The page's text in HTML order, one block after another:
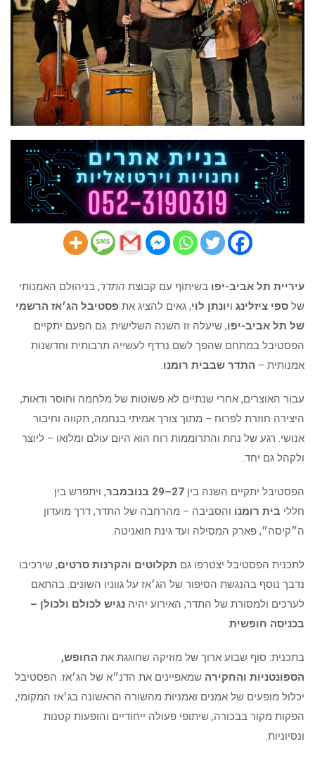
עיריית תל אביב-יפו בשיתוף עם קבוצת התדר, בניהולם האמנותי
של ספי ציזלינג ויונתן לוי, גאים להציג את פסטיבל הג׳אז הרשמי
של תל אביב-יפו, שיעלה זו השנה השלישית. גם הפעם יתקיים
הפסטיבל במתחם שהפך לשם נרדף לעשייה תרבותית וחדשנות
אמנותית – התדר שבבית רומנו.
עבור האוצרים, אחרי שנתיים לא פשוטות של מלחמה וחוסר ודאות,
היצירה חוזרת לפרוח – מתוך צורך אמיתי בנחמה, תקווה וחיבור
אנושי. רגע של נחת והתרוממות רוח הוא היום עולם ומלואו – ליוצר
ולקהל גם יחד.
הפסטיבל יתקיים השנה בין 27–29 בנובמבר
, ויתפרש בין
חללי בית רומנו והסביבה – מהרחבה של התדר, דרך מועדון
ה״קיסה״, פארק המסילה ועד גינת חואניטה.
לתכנית הפסטיבל יצטרפו גם תקלוטים והקרנות סרטים, שירכיבו
נדבך נוסף בהנגשת הסיפור של הג׳אז על גווניו השונים. בהתאם
לערכים ולמסורת של התדר, האירוע יהיה נגיש לכולם ולכולן –
בכניסה חופשית.
בתכנית: סוף שבוע ארוך של מוזיקה שחוגגת את החופש,
הספונטניות והחקירה שמאפיינים את הדנ״א של הג׳אז. הפסטיבל
יכלול מופעים של אמנים ואמניות מהשורה הראשונה בג׳אז המקומי,
הפקות מקור בבכורה, שיתופי פעולה ייחודיים והופעות קטנות
ונסיוניות.